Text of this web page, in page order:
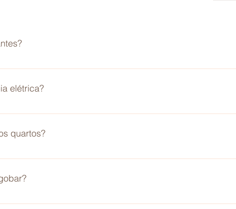
não fumantes. Só é permitido fumar nas áreas externas da
o que tenha sido danificado.
elétrica?
quartos?
nos quartos e em todas as áreas da pousada
em todos os quartos. Apenas os quartos com MAIS